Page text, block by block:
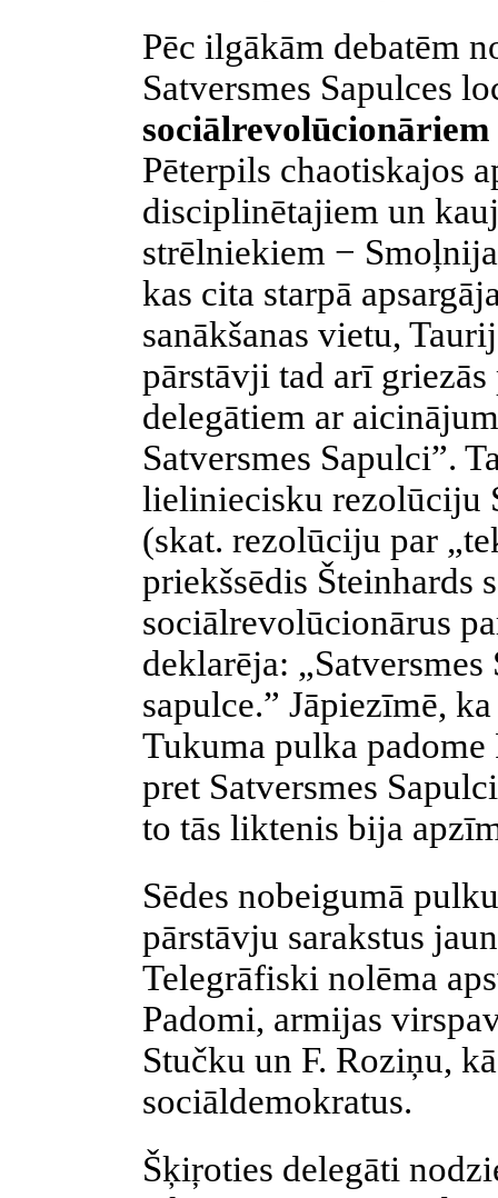
Pēc ilgākām debatēm
Satversmes Sapulces
Pēterpils chaotiskajos
disciplinētajiem un
strēlniekiem −
kas cita starpā
sanākšanas vietu,
pārstāvji tad arī
delegātiem ar
Satversmes Sapulci”.
lieliniecisku rezolūciju
(skat. rezolūciju par
priekšsēdis Šteinhards
sociālrevolūcionārus
deklarēja:
sapulce.” Jāpiezīmē,
Tukuma pulka
pret Satversmes
to tās liktenis bija
Sēdes nobeigumā
pārstāvju sarakstus
Telegrāfiski nolēma
Padomi, armijas
Stučku un F. Roziņu,
sociāldemokratus.
Šķiŗoties delegāti